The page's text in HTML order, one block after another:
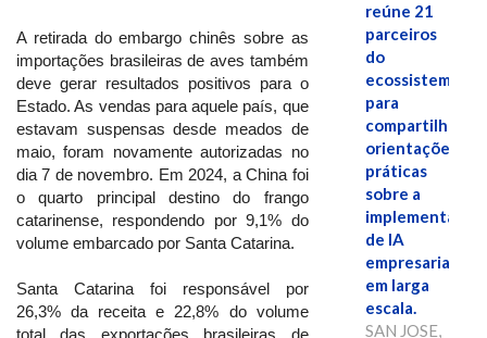
A retirada do embargo chinês sobre as
importações brasileiras de aves também
deve gerar resultados positivos para o
Estado. As vendas para aquele país, que
estavam suspensas desde meados de
maio, foram novamente autorizadas no
dia 7 de novembro. Em 2024, a China foi
o quarto principal destino do frango
catarinense, respondendo por 9,1% do
volume embarcado por Santa Catarina.
Santa Catarina foi responsável por
26,3% da receita e 22,8% do volume
total das exportações brasileiras de
reúne 21
parceiros
do
ecossistema
para
compartilhar
orientações
práticas
sobre a
implementação
de IA
empresarial
em larga
escala.
SAN JOSE,